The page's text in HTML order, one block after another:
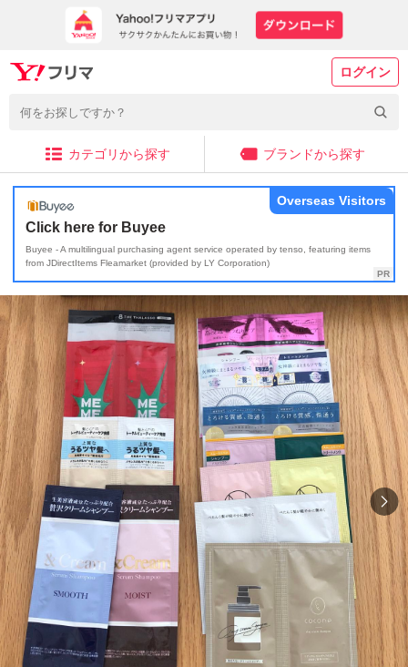
ログイン
カテゴリから探す ブランドから探す
Click here for Buyee
Buyee - A multilingual purchasing agent service operated by tenso, featuring items
from JDirectItems Fleamarket (provided by LY Corporation)
Overseas Visitors